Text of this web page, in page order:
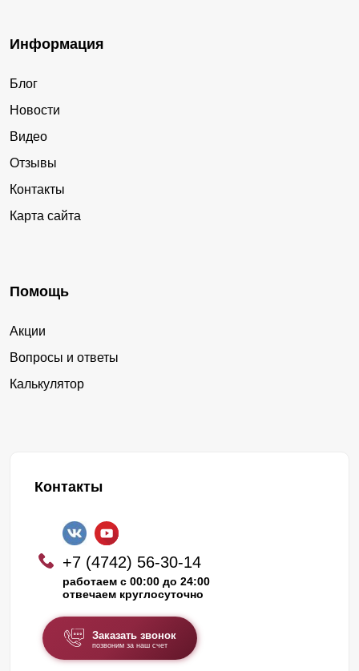
Информация
Блог
Новости
Видео
Отзывы
Контакты
Карта сайта
Помощь
Акции
Вопросы и ответы
Калькулятор
Контакты
+7 (4742) 56-30-14
работаем с 00:00 до 24:00
отвечаем круглосуточно
Заказать звонок
позвоним за наш счет